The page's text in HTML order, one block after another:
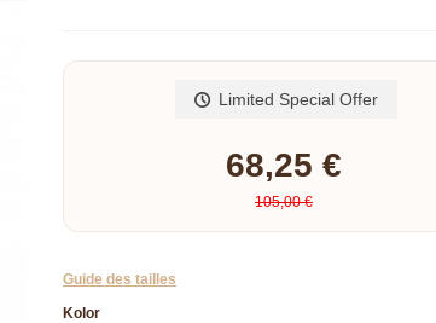
Limited Special Offer
68,25 €
105,00 €
Guide des tailles
Kolor